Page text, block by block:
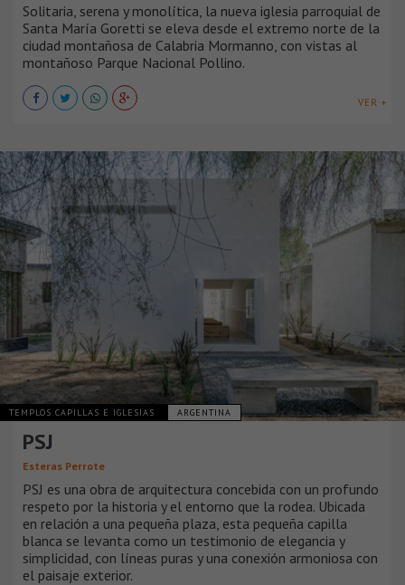
Solitaria, serena y monolítica, la nueva iglesia parroquial de
Santa María Goretti se eleva desde el extremo norte de la
ciudad montañosa de Calabria Mormanno, con vistas al
montañoso Parque Nacional Pollino.
VER +
TEMPLOS CAPILLAS E IGLESIAS ARGENTINA
PSJ
Esteras Perrote
PSJ es una obra de arquitectura concebida con un profundo
respeto por la historia y el entorno que la rodea. Ubicada
en relación a una pequeña plaza, esta pequeña capilla
blanca se levanta como un testimonio de elegancia y
simplicidad, con líneas puras y una conexión armoniosa con
el paisaje exterior.